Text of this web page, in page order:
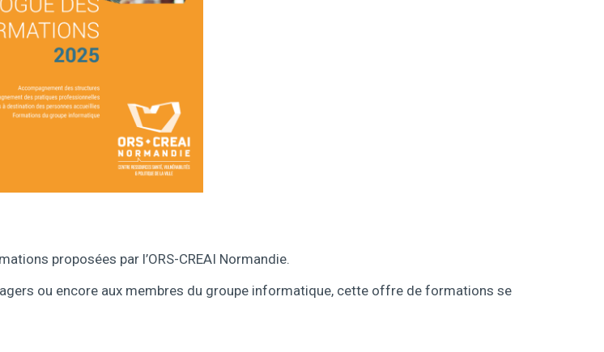
proposées par l’ORS-CREAI Normandie.
ou encore aux membres du groupe informatique, cette offre de formations se